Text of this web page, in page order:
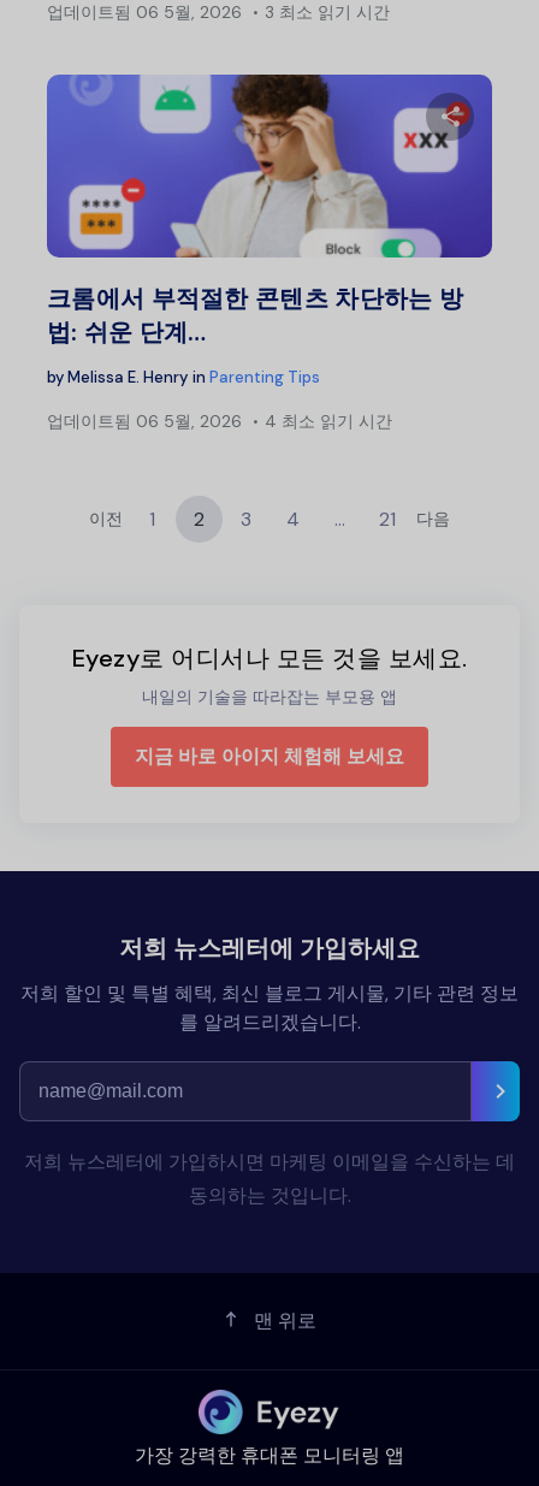
업데이트됨 06 5월, 2026 3 최소 읽기 시간
이 글
크롬에서 부적절한 콘텐츠 차단하는 방
법: 쉬운 단계…
byMelissa E. Henry in Parenting Tips
업데이트됨 06 5월, 2026 4 최소 읽기 시간
이전 1 2 3 4 … 21 다음
Eyezy로 어디서나 모든 것을 보세요.
내일의 기술을 따라잡는 부모용 앱
지금 바로 아이지 체험해 보세요
저희 뉴스레터에 가입하세요
저희 할인 및 특별 혜택, 최신 블로그 게시물, 기타 관련 정보
를 알려드리겠습니다.
저희 뉴스레터에 가입하시면 마케팅 이메일을 수신하는 데
동의하는 것입니다.
맨 위로
가장 강력한 휴대폰 모니터링 앱